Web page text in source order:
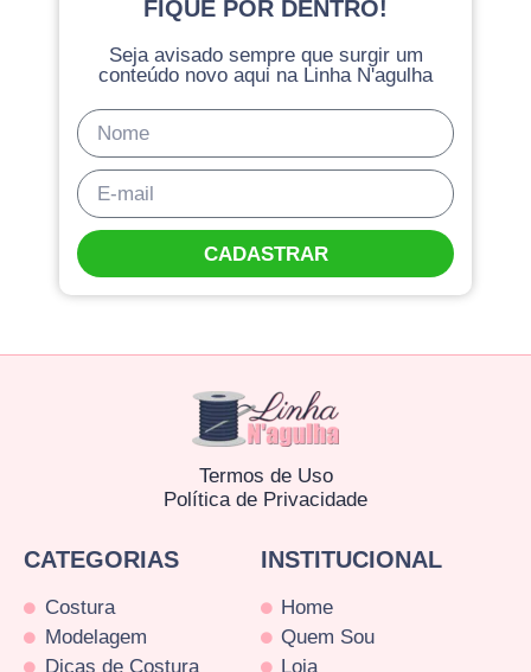
FIQUE POR DENTRO!
Seja avisado sempre que surgir um
conteúdo novo aqui na Linha N'agulha
CADASTRAR
Termos de Uso
Política de Privacidade
CATEGORIAS
Costura
Modelagem
Dicas de Costura
INSTITUCIONAL
Home
Quem Sou
Loja